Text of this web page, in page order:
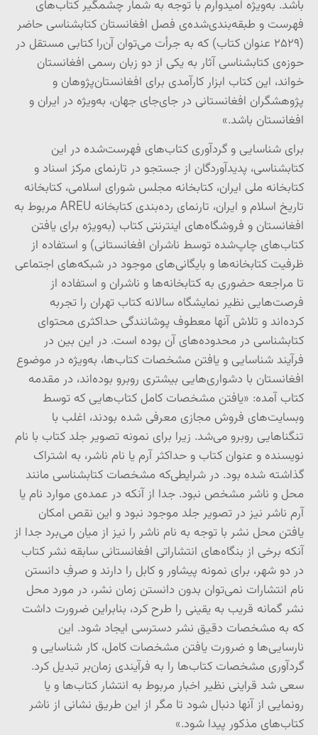
باشد. به‌ویژه امیدوارم با توجه به شمار چشمگیر کتاب‌های
فهرست و طبقه‌بندی‌شده‌ی فصل افغانستان کتابشناسی حاضر
(۲۵۲۹ عنوان کتاب) که به جرأت می‌توان آن‌را کتابی مستقل در
حوزه‌ی کتابشناسی آثار به یکی از دو زبان رسمی افغانستان
خواند، این کتاب ابزار کارآمدی برای افغانستان‌پژوهان و
پژوهشگران افغانستانی در جای‌جای جهان، به‌ویژه در ایران و
افغانستان باشد.»
برای شناسایی و گردآوری کتاب‌های فهرست‌شده در این
کتابشناسی، پدیدآوردگان از جستجو در تارنمای مرکز اسناد و
کتابخانه ملی ایران، کتابخانه مجلس شورای اسلامی، کتابخانه
تاریخ اسلام و ایران، تارنمای رده‌بندی کتابخانه AREU مربوط به
افغانستان و فروشگاه‌های اینترنتی کتاب (به‌ویژه برای یافتن
کتاب‌های چاپ‌شده توسط ناشران افغانستانی) و استفاده از
ظرفیت کتابخانه‌ها و بایگانی‌های موجود در شبکه‌های اجتماعی
تا مراجعه حضوری به کتابخانه‌ها و ناشران و استفاده از
فرصت‌هایی نظیر نمایشگاه سالانه کتاب تهران را تجربه
کرده‌اند و تلاش آنها معطوف پوشانندگی حداکثری محتوای
کتابشناسی در محدوده‌های آن بوده است. در این بین در
فرآیند شناسایی و یافتن مشخصات کتاب‌ها، به‌ویژه در موضوع
افغانستان با دشواری‌هایی بیشتری روبرو بوده‌اند، در مقدمه
کتاب آمده: «یافتن مشخصات کامل کتاب‌هایی که توسط
وبسایت‌های فروش مجازی معرفی شده بودند، اغلب با
تنگناهایی روبرو می‌شد. زیرا برای نمونه تصویر جلد کتاب با نام
نویسنده و عنوان کتاب و حداکثر آرم یا نام ناشر، به اشتراک
گذاشته شده بود. در شرایطی‌که مشخصات کتابشناسی مانند
محل و ناشر مشخص نبود. جدا از آنکه در عمده‌ی موارد نام یا
آرم ناشر نیز در تصویر جلد موجود نبود و این نقص امکان
یافتن محل نشر با توجه به نام ناشر را نیز از میان می‌برد جدا از
آنکه برخی از بنگاه‌های انتشاراتی افغانستانی سابقه نشر کتاب
در دو شهر، برای نمونه پیشاور و کابل را دارند و صرفِ دانستن
نام انتشارات نمی‌توان بدون دانستن زمان نشر، در مورد محل
نشر گمانه قریب به یقینی را طرح کرد، بنابراین ضرورت داشت
که به مشخصات دقیق نشر دسترسی ایجاد شود. این
نارسایی‌ها و ضرورت یافتن مشخصات کامل، کار شناسایی و
گردآوری مشخصات کتاب‌ها را به فرآیندی زمان‌بر تبدیل کرد.
سعی شد قراینی نظیر اخبار مربوط به انتشار کتاب‌ها و یا
رونمایی از آنها دنبال شود تا مگر از این طریق نشانی از ناشر
کتاب‌های مذکور پیدا شود.»